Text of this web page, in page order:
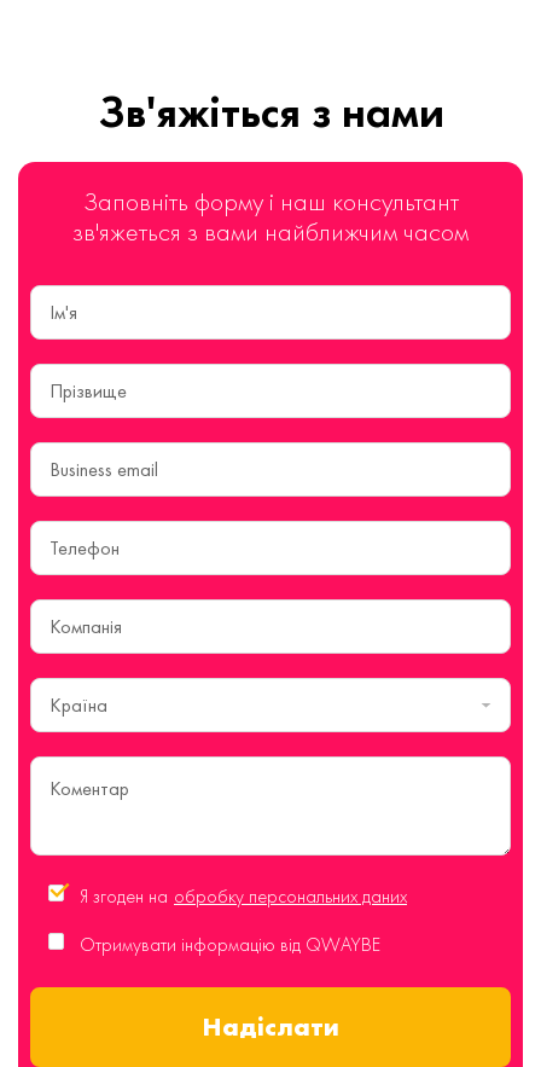
Зв'яжіться з нами
Заповніть форму і наш консультант
зв'яжеться з вами найближчим часом
Країна
Я згоден на обробку персональних даних
Отримувати інформацію від QWAYBE
Надіслати